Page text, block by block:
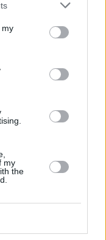
que algún
derecho de
se aplicarán
este sitio web o
my
my
the